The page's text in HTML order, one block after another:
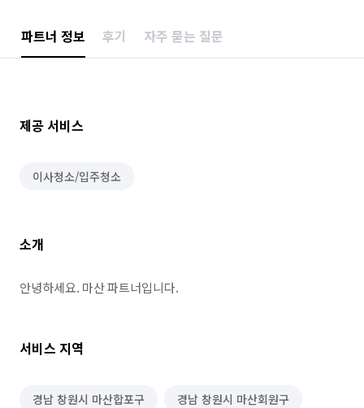
파트너 정보 후기 자주 묻는 질문
제공 서비스
이사청소/입주청소
소개
안녕하세요. 마산 파트너입니다.
서비스 지역
경남 창원시 마산합포구 경남 창원시 마산회원구